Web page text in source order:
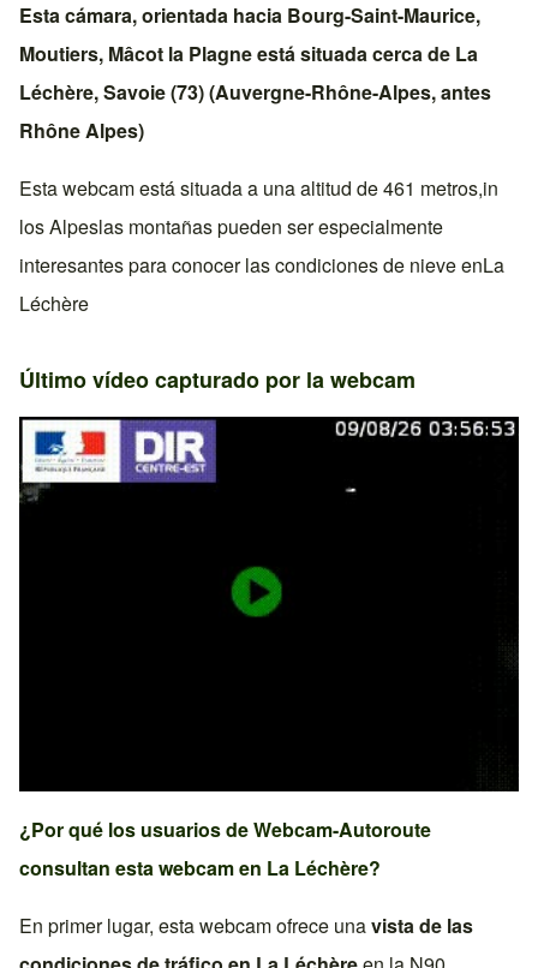
Esta cámara, orientada hacia Bourg-Saint-Maurice,
Moutiers, Mâcot la Plagneestá situada cerca de La
Léchère,Savoie (73)(Auvergne-Rhône-Alpes, antes
Rhône Alpes)
Esta webcam está situada a una altitud de 461 metros,in
los Alpeslas montañas pueden ser especialmente
interesantes para conocer las condiciones de nieve enLa
Léchère
Último vídeo capturado por la webcam
¿Por qué los usuarios de Webcam-Autoroute
consultan esta webcam en La Léchère?
En primer lugar, esta webcam ofrece unavista de las